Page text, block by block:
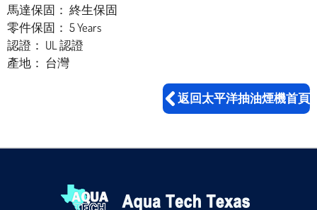
馬達保固： 終生保固
零件保固： 5 Years
認證： UL 認證
產地： 台灣
返回太平洋抽油煙機首頁